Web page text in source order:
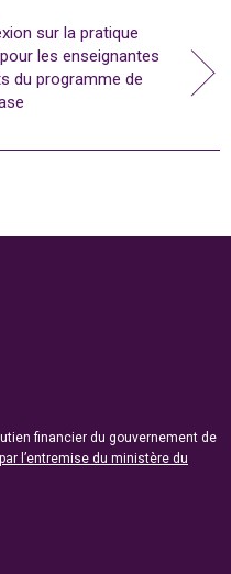
sur la pratique
les enseignantes
du programme de
financier du gouvernement de
l’entremise du ministère du